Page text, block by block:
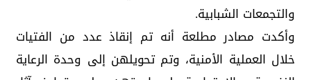
والتجمعات الشبابية.
وأكدت مصادر مطلعة أنه تم إنقاذ عدد من الفتيات
خلال العملية الأمنية، وتم تحويلهن إلى وحدة الرعاية